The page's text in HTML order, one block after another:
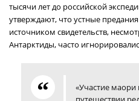
тысячи лет до российской
утверждают, что устные
источником свидетельств,
Антарктиды, часто
«Участие маори